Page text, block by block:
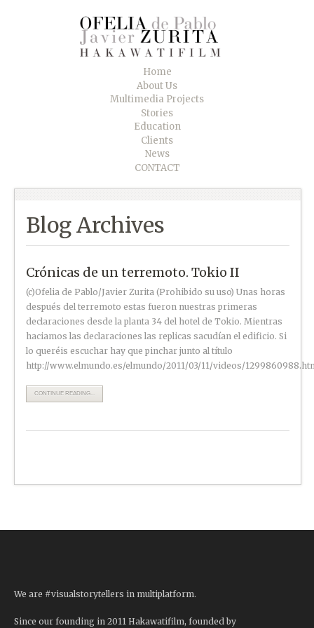
Home
About Us
Multimedia Projects
Stories
Education
Clients
News
CONTACT
Blog Archives
Crónicas de un terremoto. Tokio II
(c)Ofelia de Pablo/Javier Zurita (Prohibido su uso) Unas horas
después del terremoto estas fueron nuestras primeras
declaraciones desde la planta 34 del hotel de Tokio. Mientras
haciamos las declaraciones las replicas sacudían el edificio. Si
lo queréis escuchar hay que pinchar junto al título
http://www.elmundo.es/elmundo/2011/03/11/videos/
CONTINUE READING...
We are #visualstorytellers in multiplatform.
Since our founding in 2011 Hakawatifilm, founded by